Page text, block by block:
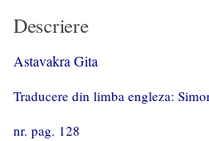
Descriere
Astavakra Gita
Traducere din limba engleza:
nr. pag. 128